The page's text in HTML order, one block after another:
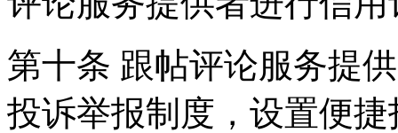
第十条 跟帖评论服务提
投诉举报制度，设置便